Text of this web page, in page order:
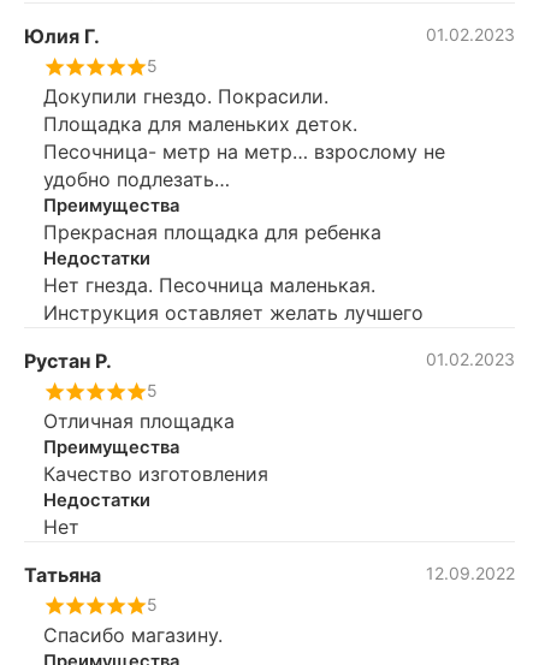
Юлия Г.
01.02.2023
5
Докупили гнездо. Покрасили.
Площадка для маленьких деток.
Песочница- метр на метр… взрослому не
удобно подлезать…
Преимущества
Прекрасная площадка для ребенка
Недостатки
Нет гнезда. Песочница маленькая.
Инструкция оставляет желать лучшего
Рустан Р.
01.02.2023
5
Отличная площадка
Преимущества
Качество изготовления
Недостатки
Нет
Татьяна
12.09.2022
5
Спасибо магазину.